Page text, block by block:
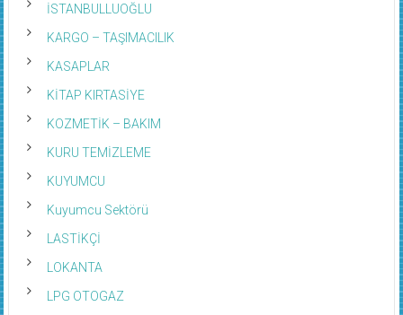
İSTANBULLUOĞLU
KARGO – TAŞIMACILIK
KASAPLAR
KİTAP KIRTASİYE
KOZMETİK – BAKIM
KURU TEMİZLEME
KUYUMCU
Kuyumcu Sektörü
LASTİKÇİ
LOKANTA
LPG OTOGAZ